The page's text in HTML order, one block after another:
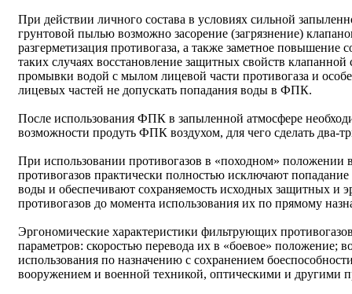
При действии личного состава в условиях сильной
грунтовой пылью возможно засорение (загрязнение)
разгерметизация противогаза, а также заметное
таких случаях восстановление защитных свойств
промывки водой с мылом лицевой части противогаза и
лицевых частей не допускать попадания воды в ФПК.
После использования ФПК в запыленной атмосфере
возможности продуть ФПК воздухом, для чего сделать два-
При использовании противогазов в «походном» положении
противогазов практически полностью исключают
воды и обеспечивают сохраняемость исходных защитных и
противогазов до момента использования их по прямому
Эргономические характеристики фильтрующих
параметров: скоростью перевода их в «боевое» положение;
использования по назначению с сохранением
вооружением и военной техникой, оптическими и другими